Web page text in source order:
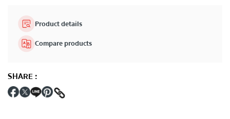
Product details
Compare products
SHARE: